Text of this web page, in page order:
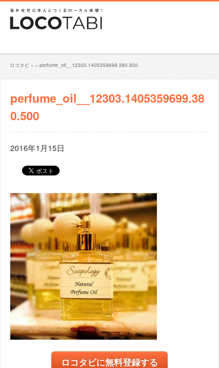
ロコタビ » » perfume_oil__12303.1405359699.380.500
perfume_oil__12303.1405359699.38
0.500
2016年1月15日
ロコタビに無料登録する